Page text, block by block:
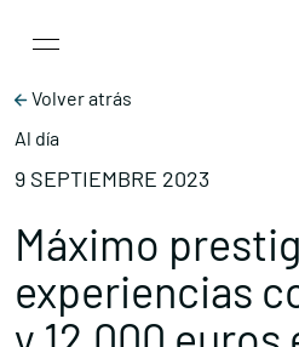
Main
Volver atrás
Al día
9 SEPTIEMBRE 2023
Máximo
experiencias